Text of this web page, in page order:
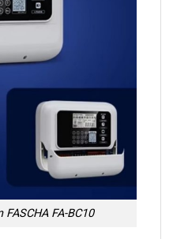
FA-BC10